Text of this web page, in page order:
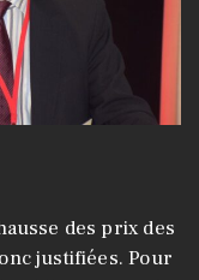
des prix des
justifiées. Pour